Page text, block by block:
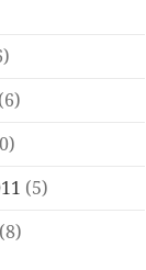
(6)
(5)
(8)